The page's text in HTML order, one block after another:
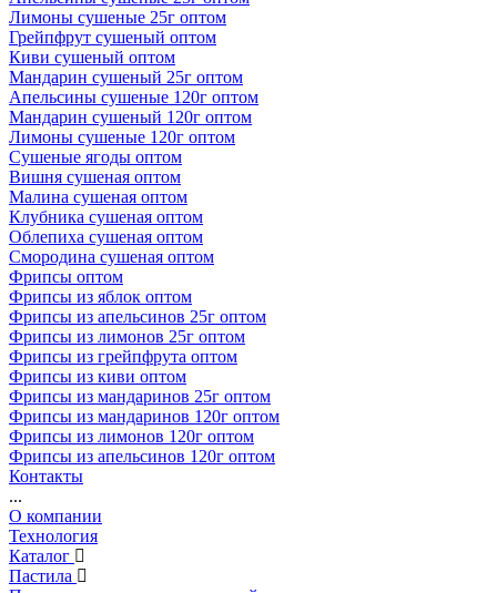
Лимоны сушеные 25г оптом
Грейпфрут сушеный оптом
Киви сушеный оптом
Мандарин сушеный 25г оптом
Апельсины сушеные 120г оптом
Мандарин сушеный 120г оптом
Лимоны сушеные 120г оптом
Сушеные ягоды оптом
Вишня сушеная оптом
Малина сушеная оптом
Клубника сушеная оптом
Облепиха сушеная оптом
Смородина сушеная оптом
Фрипсы оптом
Фрипсы из яблок оптом
Фрипсы из апельсинов 25г оптом
Фрипсы из лимонов 25г оптом
Фрипсы из грейпфрута оптом
Фрипсы из киви оптом
Фрипсы из мандаринов 25г оптом
Фрипсы из мандаринов 120г оптом
Фрипсы из лимонов 120г оптом
Фрипсы из апельсинов 120г оптом
Контакты
...
О компании
Технология
Каталог
Пастила